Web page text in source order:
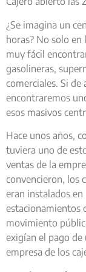
¿Se imagina un
horas? No solo en
muy fácil
gasolineras,
comerciales. Si de
encontraremos
esos masivos
Hace unos años,
tuviera uno de
ventas de la
convencieron, los
eran instalados
estacionamientos
movimiento
exigían el pago
empresa de los